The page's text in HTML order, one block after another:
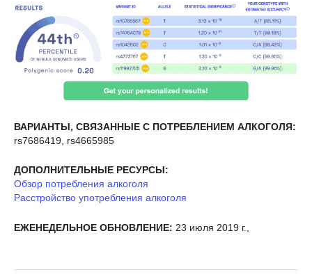
ВАРИАНТЫ, СВЯЗАННЫЕ С ПОТРЕБЛЕНИЕМ АЛКОГОЛЯ:
rs7686419, rs4665985
ДОПОЛНИТЕЛЬНЫЕ РЕСУРСЫ:
Обзор потребления алкоголя
Расстройство употребления алкоголя
ЕЖЕНЕДЕЛЬНОЕ ОБНОВЛЕНИЕ: 23 июля 2019 г.,